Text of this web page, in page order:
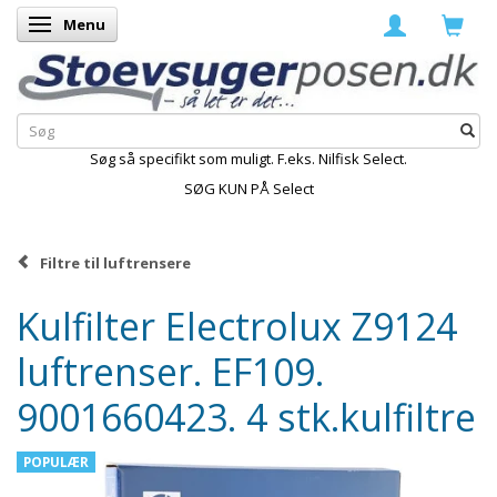
Skifte navigation
Menu
Søg så specifikt som muligt. F.eks. Nilfisk Select.
SØG KUN PÅ Select
Filtre til luftrensere
Kulfilter Electrolux Z9124
luftrenser. EF109.
9001660423. 4 stk.kulfiltre
POPULÆR